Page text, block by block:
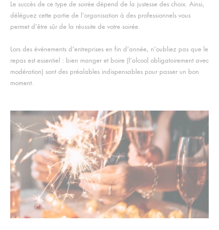
Le succès de ce type de soirée dépend de la justesse des choix. Ainsi,
déléguez cette partie de l’organisation à des professionnels vous
permet d’être sûr de la réussite de votre soirée.
Lors des événements d’entreprises en fin d’année, n’oubliez pas que le
repas est essentiel : bien manger et boire (l’alcool obligatoirement avec
modération) sont des préalables indispensables pour passer un bon
moment.